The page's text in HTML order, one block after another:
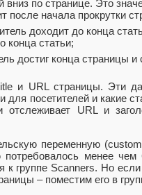
вниз по странице. Это
после начала прокрутки
доходит до конца
конца статьи;
достиг конца страницы
и URL страницы. Эти
для посетителей и какие
отслеживает URL и
переменную
потребовалось менее
к группе Scanners. Но
– поместим его в